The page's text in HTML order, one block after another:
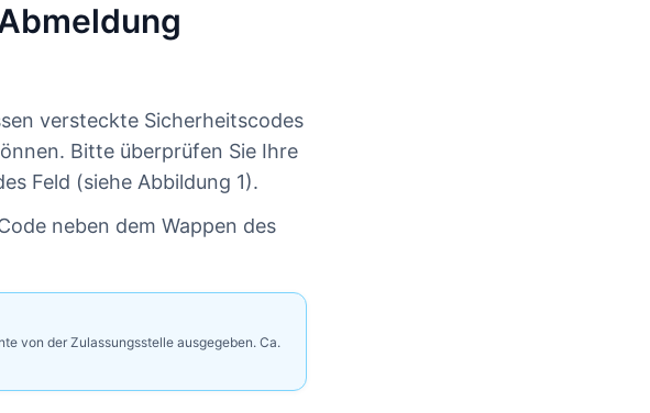
versteckte Sicherheitscodes
Bitte überprüfen Sie Ihre
Feld (siehe Abbildung 1).
neben dem Wappen des
von der Zulassungsstelle ausgegeben. Ca.